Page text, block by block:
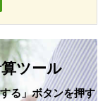
ツール
る」ボタンを押す